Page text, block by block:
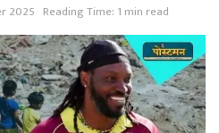
2025 Reading Time: 1 min read